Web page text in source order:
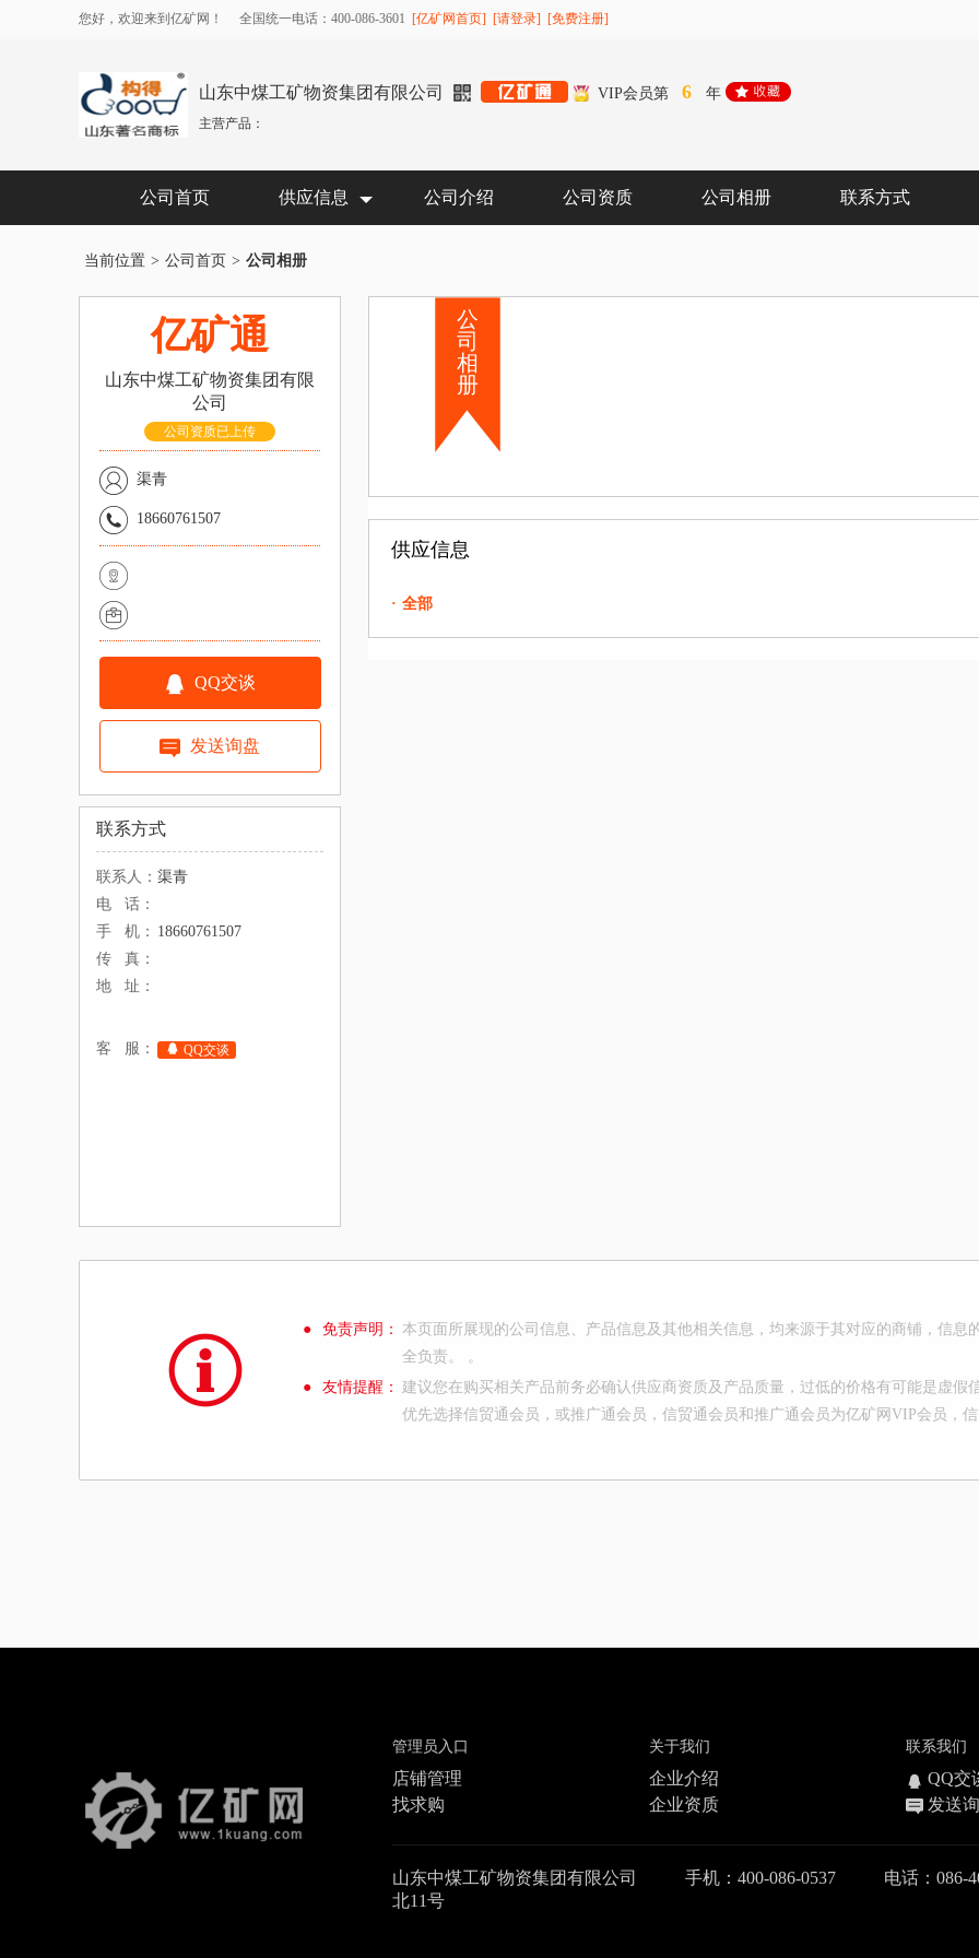
您好，欢迎来到亿矿网！ 全国统一电话：400-086-3601 [亿矿网首页] [请登录] [免费注册]
山东中煤工矿物资集团有限公司 VIP会员第 6 年
主营产品：
公司首页 供应信息 公司介绍 公司资质 公司相册 联系方式
当前位置 > 公司首页 > 公司相册
亿矿通
山东中煤工矿物资集团有限
公司
公司资质已上传
渠青
18660761507
QQ交谈
发送询盘
联系方式
联系人： 渠青
电 话：
手 机： 18660761507
传 真：
地 址：
客 服： QQ交谈
公
司
相
册
供应信息
· 全部
● 免责声明：
本页面所展现的公司信息、产品信息及其他相关信息，均来源于其对应的商铺，信
全负责。 。
●
友情提醒：
建议您在购买相关产品前务必确认供应商资质及产品质量，过低的价格有可能是虚
优先选择信贸通会员，或推广通会员，信贸通会员和推广通会员为亿矿网VIP会员，
管理员入口
店铺管理
找求购
关于我们
企业介绍
企业资质
联系我们
QQ交
发送
山东中煤工矿物资集团有限公司 手机：400-086-0537
电话：086-
北11号